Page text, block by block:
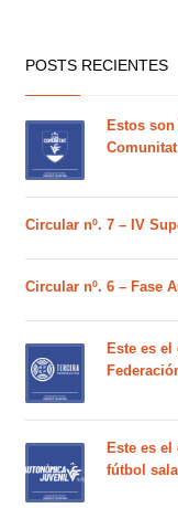
POSTS RECIENTES
Estos
Circular nº. 7 – IV
Circular nº. 6 – Fase
Este es el
Este es
fútbol